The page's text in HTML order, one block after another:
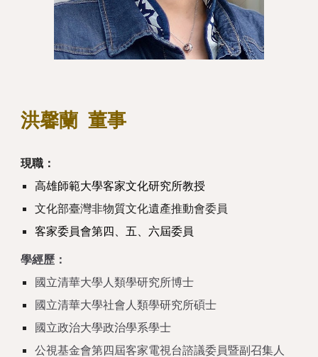
洪馨蘭 董事
現職：
高雄師範大學客家文化研究所教授
文化部臺灣非物質文化遺產推動會委員
客家委員會第四、五、六屆委員
學經歷：
國立清華大學人類學研究所博士
國立清華大學社會人類學研究所碩士
國立政治大學政治學系學士
公視基金會第四屆客家電視台諮議委員暨副召集人